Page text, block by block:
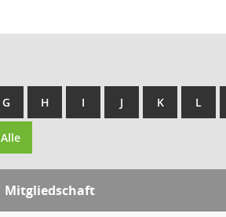
G H I J K L
Alle
Mitgliedschaft